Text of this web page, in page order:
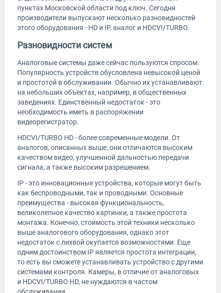
пунктах Московской области под ключ. Сегодня
производители выпускают несколько разновидностей
этого оборудования - HD и IP, аналог и HDCVI/TURBO.
Разновидности систем
Аналоговые системы даже сейчас пользуются спросом.
Популярность устройств обусловлена невысокой ценой
и простотой в обслуживании. Обычно их устанавливают
на небольших объектах, например, в общественных
заведениях. Единственный недостаток - это
необходимость иметь в распоряжении
видеорегистратор.
HDCVI/TURBO HD - более современные модели. От
аналогов, описанных выше, они отличаются высоким
качеством видео, улучшенной дальностью передачи
сигнала, а также высоким разрешением.
IP - это инновационные устройства, которые могут быть
как беспроводными, так и проводными. Основные
преимущества - высокая функциональность,
великолепное качество картинки, а также простота
монтажа. Конечно, стоимость этой техники несколько
выше аналогового оборудования, однако этот
недостаток с лихвой окупается возможностями. Еще
одним достоинством IP является простота интеграции,
то есть вы сможете устанавливать устройство с другими
системами контроля. Камеры, в отличие от аналоговых
и HDCVI/TURBO HD, не нуждаются в частом